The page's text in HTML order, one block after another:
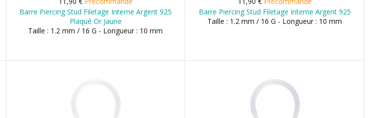
Barre Piercing Stud Filetage Interne Argent 925
Plaqué Or Jaune
Taille : 1.2 mm / 16 G - Longueur : 10 mm
Barre Piercing Stud Filetage Interne Argent 925
Taille : 1.2 mm / 16 G - Longueur : 10 mm